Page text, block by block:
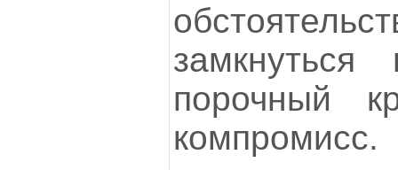
порочный
компромисс.